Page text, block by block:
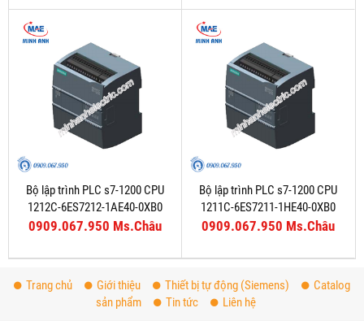
Bộ lập trình PLC s7-1200 CPU
1212C-6ES7212-1AE40-0XB0
0909.067.950 Ms.Châu
Bộ lập trình PLC s7-1200 CPU
1211C-6ES7211-1HE40-0XB0
0909.067.950 Ms.Châu
Trang chủ Giới thiệu Thiết bị tự động (Siemens)
Catalog
sản phẩm
Tin tức Liên hệ